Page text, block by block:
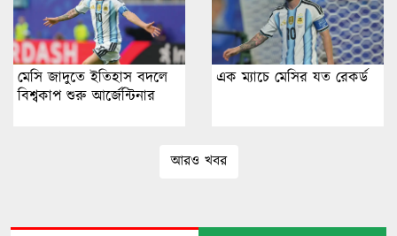
মেসি জাদুতে ইতিহাস বদলে
বিশ্বকাপ শুরু আর্জেন্টিনার
এক ম্যাচে মেসির যত রেকর্ড
আরও খবর